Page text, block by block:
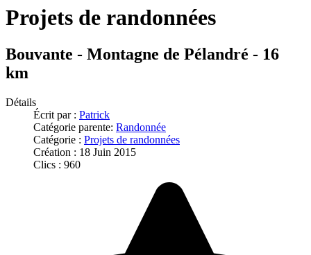
Projets de randonnées
Bouvante - Montagne de Pélandré - 16
km
Détails
Écrit par : Patrick
Catégorie parente: Randonnée
Catégorie : Projets de randonnées
Création : 18 Juin 2015
Clics : 960